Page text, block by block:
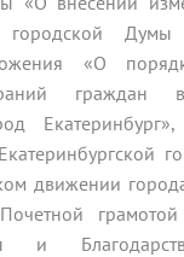
городской
«О
граждан
движении
грамотой
и